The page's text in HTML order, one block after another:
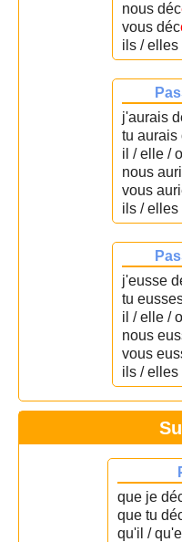
nous déc
vous déc
ils / elles
j'aurais
tu aurais
il / elle /
nous
vous
ils / elles
j'eusse
tu
il / elle /
nous
vous
ils / elles
que je
que tu
qu'il /